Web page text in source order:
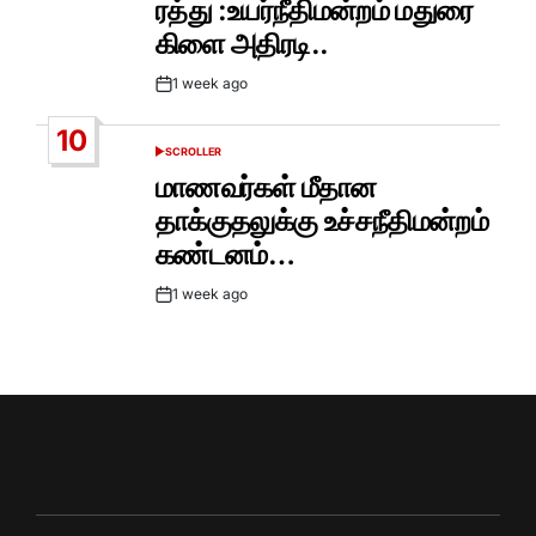
ரத்து :உயர்நீதிமன்றம் மதுரை
கிளை அதிரடி..
Post1 week ago
10
POSTED
SCROLLER
மாணவர்கள் மீதான
தாக்குதலுக்கு உச்சநீதிமன்றம்
கண்டனம்…
Post1 week ago